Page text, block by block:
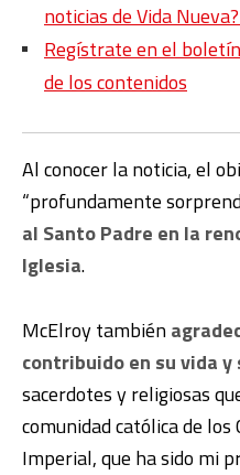
noticias de Vida
Regístrate en el
de los contenidos
Al conocer la noticia, el
“profundamente
al Santo Padre en la
Iglesia.
McElroy también
contribuido en su vida y
sacerdotes y religiosas
comunidad católica de los
Imperial, que ha sido mi